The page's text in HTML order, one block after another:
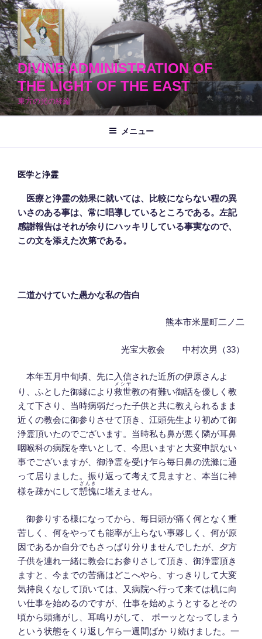
コ
ン
テ
ン
ツ
へ
ス
キ
ッ
DIVINE ADMINISTRATION OF
THE LIGHT OF THE EAST
東方の光の経綸
メニュー
医学と浄霊
医療と浄霊の効果に就いては、比較にならない程の異
いさのある事は、常に唱導しているところである。左記
感謝報告はそれが余りにハッキリしている事実なので、
この文を添えた次第である。
二道かけていた愚かな私の告白
熊本市米屋町二ノ二
光宝大教会 中村次男（33）
本年五月中旬頃、先に入信された近所の伊原さんよ
り、ふとした御縁により救世
メシヤ
教の有難い御話を優しく教
えて下さり、当時病弱だった子供と共に教えられるまま
近くの教会に御参りさせて頂き、江頭先生より初めて御
浄霊頂いたのでございます。当時私も鼻が悪く隣が耳鼻
咽喉科の病院を幸いとして、今思いますと大変申訳ない
事でございますが、御浄霊を受け乍ら毎日鼻の洗滌に通
って居りました。振り返って考えて見ますと、本当に神
様を疎かにして慙愧
ざんき
に堪えません。
御参りする様になってから、毎日頭が痛く何となく重
苦しく、何をやっても能率が上らない事夥しく、何が原
因であるか自分でもさっぱり分りませんでしたが、夕方
子供を連れ一緒に教会にお参りさして頂き、御浄霊頂き
ますと、今までの苦痛はどこへやら、すっきりして大変
気持良くなして頂いては、又病院へ行って来ては机に向
い仕事を始めるのですが、仕事を始めようとするとその
頃から頭痛がし、耳鳴りがして、 ボーッとなってしまう
という状態をくり返し乍ら一週間ばか り続けました。一